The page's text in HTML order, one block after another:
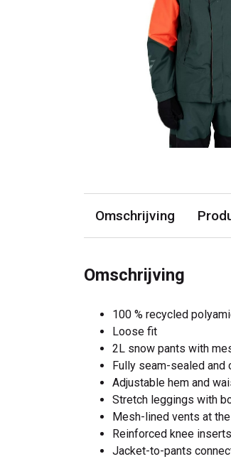
Omschrijving
Omschrijving
100 % recycled
Loose fit
2L snow pants with
Fully seam-sealed and
Adjustable hem and
Stretch leggings with
Mesh-lined vents at
Reinforced knee inserts
Jacket-to-pants